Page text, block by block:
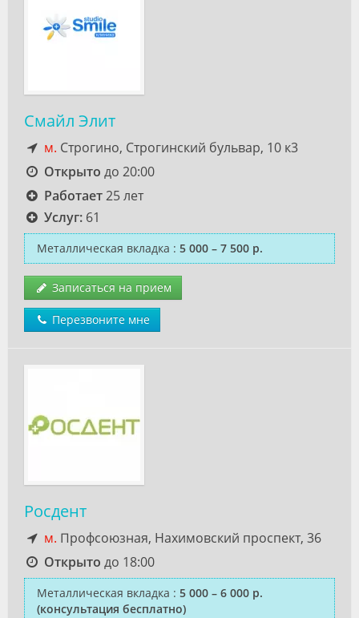
Смайл Элит
м. Строгино, Строгинский бульвар, 10 к3
Открыто до 20:00
Работает25 лет
Услуг:61
Металлическая вкладка : 5 000 – 7 500 р.
Записаться на прием
Перезвоните мне
Росдент
м. Профсоюзная, Нахимовский проспект, 36
Открыто до 18:00
Металлическая вкладка : 5 000 – 6 000 р.
(консультация бесплатно)